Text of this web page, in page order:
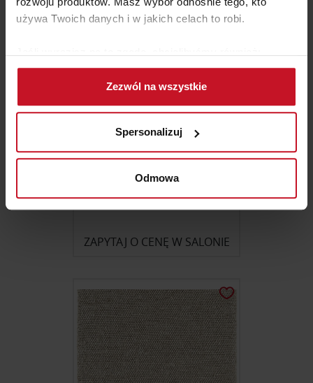
używa Twoich danych i w jakich celach to robi.
Gromadzić dane dotyczące Twojej lokalizacji
geograficznej z dokładnością nawet do kilku metrów
Identyfikować Twoje urządzenie, aktywnie
(fingerprinting, czyli wirtualny odcisk palca)
Dowiedz się więcej odnośnie tego, jak Twoje osobiste
dane są przetwarzane oraz ustaw własne preferencje w
zmienić lub wycofać swoją zgodę w dowolnej chwili.
Wykorzystujemy pliki cookie do spersonalizowania treści
korzystasz z naszej witryny, udostępniamy partnerom
społecznościowym, reklamowym i analitycznym.
Partnerzy mogą połączyć te informacje z innymi danymi
otrzymanymi od Ciebie lub uzyskanymi podczas
korzystania z ich usług.
Zezwól na wszystkie
Spersonalizuj
Odmowa
DYWAN LIMA BRENA
ZAPYTAJ O CENĘ W SALONIE